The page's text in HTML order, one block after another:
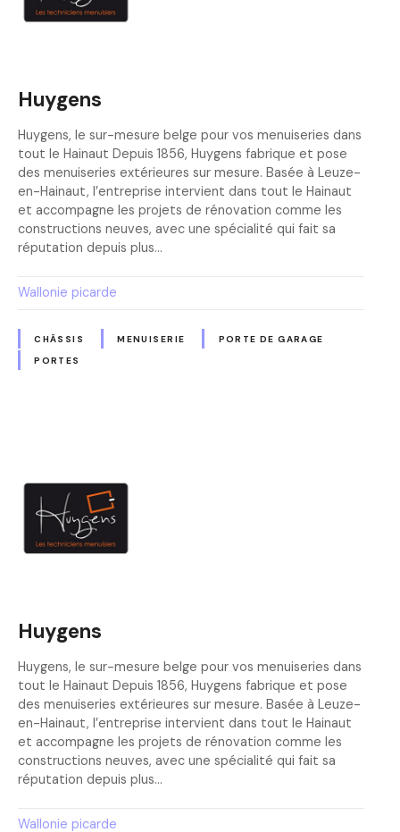
Huygens
Huygens, le sur-mesure belge pour vos menuiseries dans
tout le Hainaut Depuis 1856, Huygens fabrique et pose
des menuiseries extérieures sur mesure. Basée à Leuze-
en-Hainaut, l’entreprise intervient dans tout le Hainaut
et accompagne les projets de rénovation comme les
constructions neuves, avec une spécialité qui fait sa
réputation depuis plus…
Wallonie picarde
CHÂSSIS MENUISERIE
PORTE DE GARAGE
PORTES
Huygens
Huygens, le sur-mesure belge pour vos menuiseries dans
tout le Hainaut Depuis 1856, Huygens fabrique et pose
des menuiseries extérieures sur mesure. Basée à Leuze-
en-Hainaut, l’entreprise intervient dans tout le Hainaut
et accompagne les projets de rénovation comme les
constructions neuves, avec une spécialité qui fait sa
réputation depuis plus…
Wallonie picarde